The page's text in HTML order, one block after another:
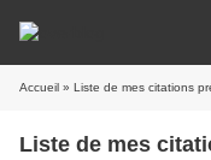
Accueil » Liste de mes citations
Liste de mes